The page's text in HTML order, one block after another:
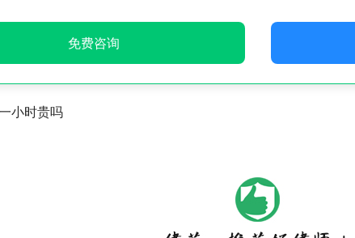
免费咨询
小时贵吗